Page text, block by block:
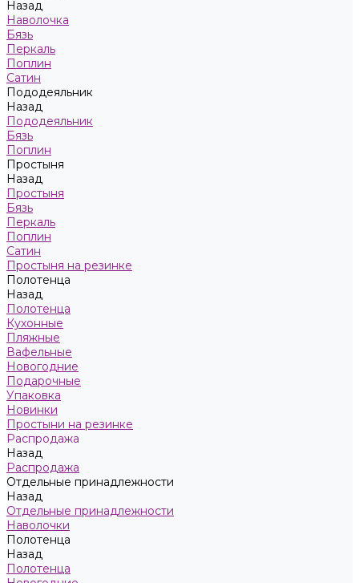
Назад
Наволочка
Бязь
Перкаль
Поплин
Сатин
Пододеяльник
Назад
Пододеяльник
Бязь
Поплин
Простыня
Назад
Простыня
Бязь
Перкаль
Поплин
Сатин
Простыня на резинке
Полотенца
Назад
Полотенца
Кухонные
Пляжные
Вафельные
Новогодние
Подарочные
Упаковка
Новинки
Простыни на резинке
Распродажа
Назад
Распродажа
Отдельные принадлежности
Назад
Отдельные принадлежности
Наволочки
Полотенца
Назад
Полотенца